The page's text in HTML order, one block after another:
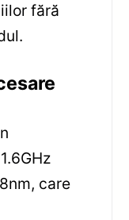
fără
care